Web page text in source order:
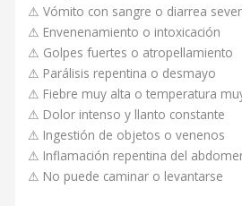
⚠ Vómito con sangre o diarrea
⚠ Envenenamiento o intoxicación
⚠ Golpes fuertes o atropellamiento
⚠ Parálisis repentina o desmayo
⚠ Fiebre muy alta o temperatura
⚠ Dolor intenso y llanto constante
⚠ Ingestión de objetos o venenos
⚠ Inflamación repentina del
⚠ No puede caminar o levantarse